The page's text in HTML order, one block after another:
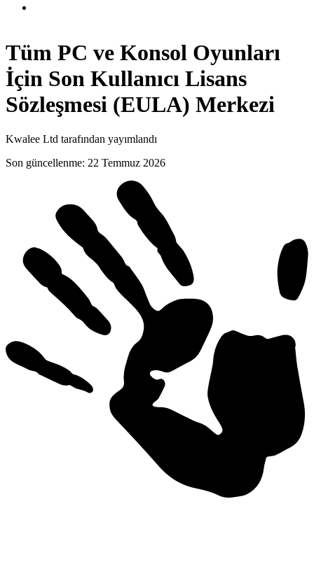
Tüm PC ve Konsol Oyunları
İçin Son Kullanıcı Lisans
Sözleşmesi (EULA) Merkezi
Kwalee Ltd tarafından yayımlandı
Son güncellenme: 22 Temmuz 2026